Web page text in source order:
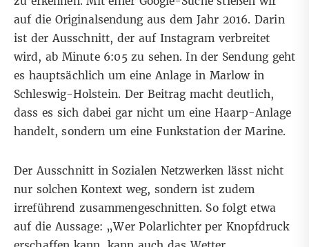
auf die Originalsendung aus dem Jahr 2016. Darin
ist der Ausschnitt, der auf Instagram verbreitet
wird, ab Minute 6:05 zu sehen. In der Sendung geht
es hauptsächlich um eine Anlage in Marlow in
Schleswig-Holstein. Der Beitrag macht deutlich,
dass es sich dabei gar nicht um eine Haarp-Anlage
handelt, sondern um eine Funkstation der Marine.
Der Ausschnitt in Sozialen Netzwerken lässt nicht
nur solchen Kontext weg, sondern ist zudem
irreführend zusammengeschnitten. So folgt etwa
auf die Aussage: „Wer Polarlichter per Knopfdruck